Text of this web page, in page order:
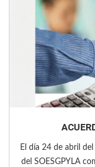
El día 24 de abril
del SOESGPYLA